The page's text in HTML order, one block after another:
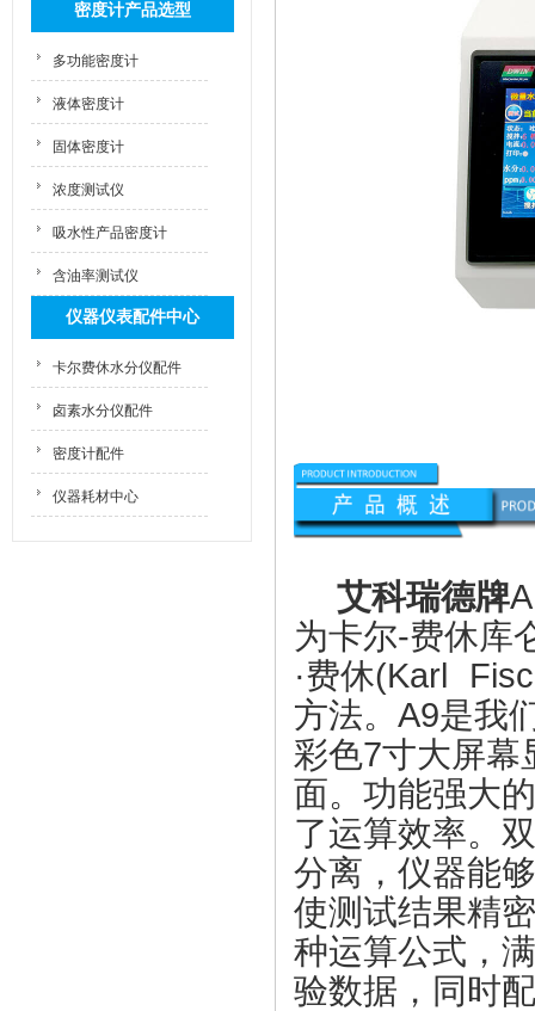
密度计产品选型
多功能密度计
液体密度计
固体密度计
浓度测试仪
吸水性产品密度计
含油率测试仪
仪器仪表配件中心
卡尔费休水分仪配件
卤素水分仪配件
密度计配件
仪器耗材中心
艾科瑞德牌
为卡尔-费休库
·费休(Karl
方法。A9是我
彩色7寸大屏幕
面。功能强大
了运算效率。
分离，仪器能
使测试结果精
种运算公式，
验数据，同时